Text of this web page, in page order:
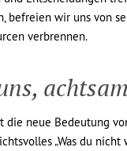
befreien wir uns von
verbrennen.
die neue Bedeutung
„Was du